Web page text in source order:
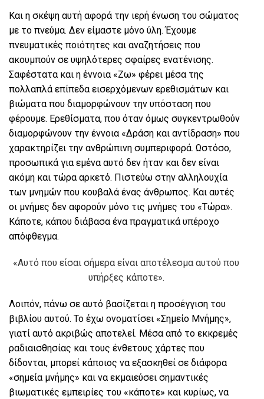
Και η σκέψη αυτή αφορά την ιερή ένωση του σώµατος
µε το πνεύµα. Δεν είµαστε µόνο ύλη. Έχουµε
πνευµατικές ποιότητες και αναζητήσεις που
ακουµπούν σε υψηλότερες σφαίρες ενατένισης.
Σαφέστατα και η έννοια «Ζω» φέρει µέσα της
πολλαπλά επίπεδα εισερχόµενων ερεθισµάτων και
βιώµατα που διαµορφώνουν την υπόσταση που
φέρουµε. Ερεθίσµατα, που όταν όµως συγκεντρωθούν
διαµορφώνουν την έννοια «Δράση και αντίδραση» που
χαρακτηρίζει την ανθρώπινη συµπεριφορά. Ωστόσο,
προσωπικά για εµένα αυτό δεν ήταν και δεν είναι
ακόµη και τώρα αρκετό. Πιστεύω στην αλληλουχία
των µνηµών που κουβαλά ένας άνθρωπος. Και αυτές
οι µνήµες δεν αφορούν µόνο τις µνήµες του «Τώρα».
Κάποτε, κάπου διάβασα ένα πραγµατικά υπέροχο
απόφθεγµα.
«Αυτό που είσαι σήµερα είναι αποτέλεσµα αυτού που
υπήρξες κάποτε».
Λοιπόν, πάνω σε αυτό βασίζεται η προσέγγιση του
βιβλίου αυτού. Το έχω ονοµατίσει «Σηµείο Μνήµης»,
γιατί αυτό ακριβώς αποτελεί. Μέσα από το εκκρεµές
ραδιαισθησίας και τους ένθετους χάρτες που
δίδονται, µπορεί κάποιος να εξασκηθεί σε διάφορα
«σηµεία µνήµης» και να εκµαιεύσει σηµαντικές
βιωµατικές εµπειρίες του «κάποτε» και κυρίως, να